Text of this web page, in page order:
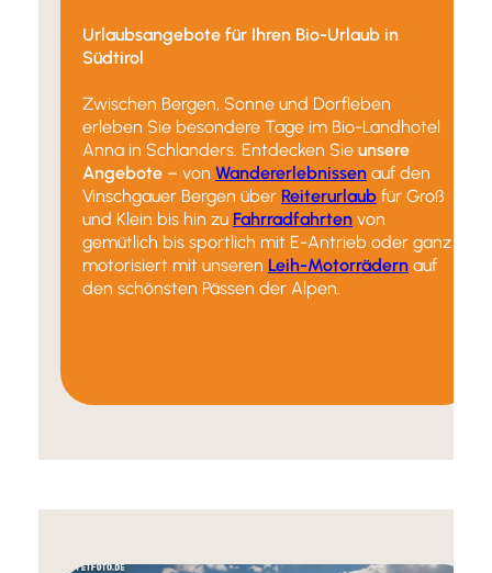
Urlaubsangebote für Ihren Bio-Urlaub in
Südtirol
Zwischen Bergen, Sonne und Dorfleben
erleben Sie besondere Tage im Bio-Landhotel
Anna in Schlanders. Entdecken Sie unsere
Angebote – von Wandererlebnissen auf den
Vinschgauer Bergen über Reiterurlaub für Groß
und Klein bis hin zu Fahrradfahrten von
gemütlich bis sportlich mit E-Antrieb oder ganz
motorisiert mit unseren Leih-Motorrädern auf
den schönsten Pässen der Alpen.